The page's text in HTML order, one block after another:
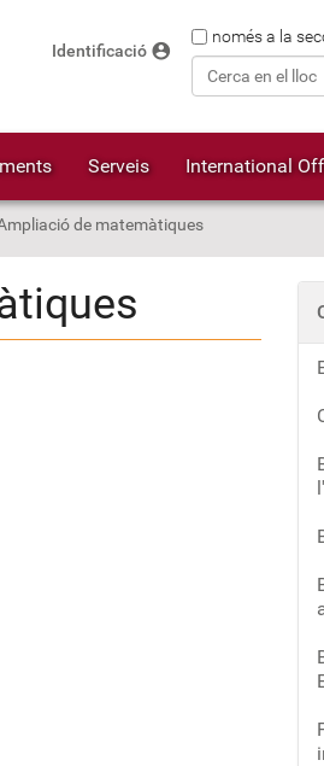
Cercanomés a la
Identificació account_circle
Serveis International
de matemàtiques